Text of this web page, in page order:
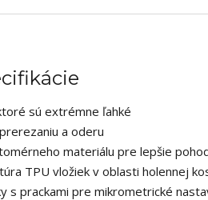
sú extrémne ľahké
a oderu
materiálu pre lepšie
TPU vložiek v oblasti holennej
s prackami pre mikrometrické